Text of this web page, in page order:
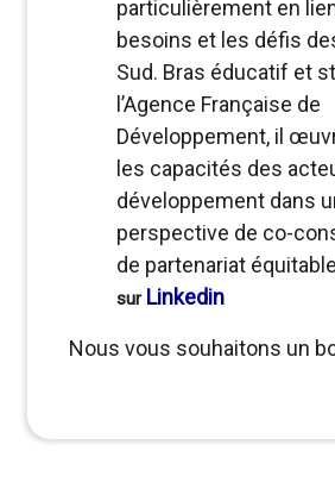
particulièrement en
besoins et les défis
Sud. Bras éducatif et
l’Agence Française de
Développement, il
les capacités des
développement dans
perspective de co-
de partenariat
sur Linkedin
Nous vous souhaitons un